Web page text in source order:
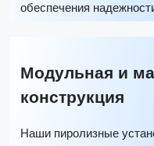
обеспечения
Модульная и
конструкция
Наши пиролизные